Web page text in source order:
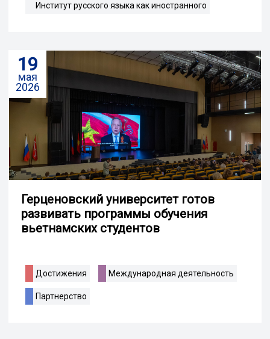
Институт русского языка как иностранного
19
мая
2026
Герценовский университет готов
развивать программы обучения
вьетнамских студентов
Достижения Международная деятельность
Партнерство